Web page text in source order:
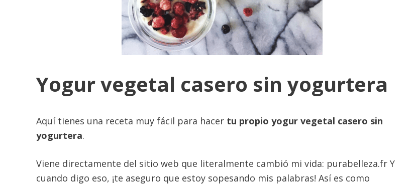
Yogur vegetal casero sin yogurtera
Aquí tienes una receta muy fácil para hacer tu propio yogur vegetal casero sin
yogurtera.
Viene directamente del sitio web que literalmente cambió mi vida: purabelleza.fr Y
cuando digo eso, ¡te aseguro que estoy sopesando mis palabras! Así es como